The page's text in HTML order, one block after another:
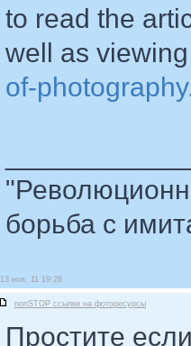
to read the
well as
of-
борьба с
13 ноя, 11 19:28
nonSTOP ссылки на фоторесурсы
Простите